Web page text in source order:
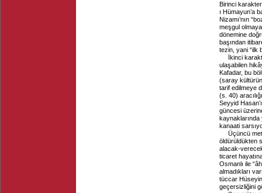
Birinci
ı Hümayun’a
Nizamı’nın
meşgul
dönemine
başından
tezin, yani “ilk
İkinci
ulaşabilen
Kafadar, bu
(saray
tarif edilmeye
(s. 40)
Seyyid
güncesi
kaynaklarında
kanaati
Üçüncü
öldürüldükten
alacak-
ticaret
Osmanlı ile
almadıkları
tüccar Hüseyin
geçersizliğini